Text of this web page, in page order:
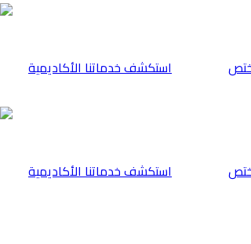
⁠استكشف خدماتنا الأكاديمية
⁠استكشف خدماتنا الأكاديمية